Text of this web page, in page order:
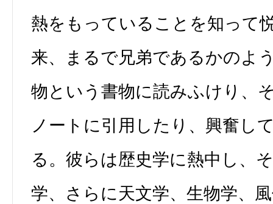
熱をもっていることを知って
来、まるで兄弟であるかのよ
物という書物に読みふけり、
ノートに引用したり、興奮し
る。彼らは歴史学に熱中し、
学、さらに天文学、生物学、